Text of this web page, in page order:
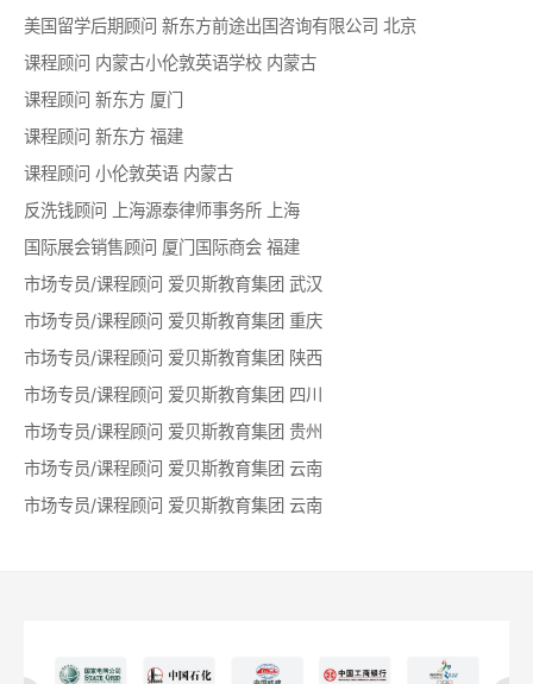
美国留学后期顾问 新东方前途出国咨询有限公司 北京
课程顾问 内蒙古小伦敦英语学校 内蒙古
课程顾问 新东方 厦门
课程顾问 新东方 福建
课程顾问 小伦敦英语 内蒙古
反洗钱顾问
上海源泰律师事务所
上海
国际展会销售顾问 厦门国际商会 福建
市场专员/课程顾问 爱贝斯教育集团 武汉
市场专员/课程顾问 爱贝斯教育集团 重庆
市场专员/课程顾问 爱贝斯教育集团 陕西
市场专员/课程顾问 爱贝斯教育集团 四川
市场专员/课程顾问 爱贝斯教育集团 贵州
市场专员/课程顾问 爱贝斯教育集团 云南
市场专员/课程顾问 爱贝斯教育集团 云南